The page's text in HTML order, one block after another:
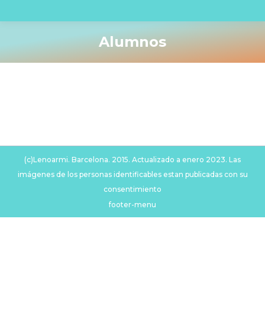
Alumnos
(c)Lenoarmi. Barcelona. 2015. Actualizado a enero 2023. Las
imágenes de los personas identificables estan publicadas con su
consentimiento
footer-menu